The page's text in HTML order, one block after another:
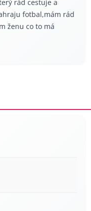
rád cestuje a
fotbal,mám rád
ženu co to má